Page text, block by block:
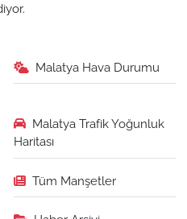
Malatya Hava Durumu
Malatya Trafik Yoğunluk
Haritası
Tüm Manşetler